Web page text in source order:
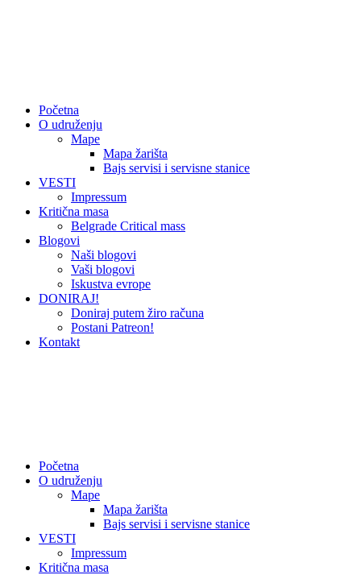
Početna
O udruženju
Mape
Mapa žarišta
Bajs servisi i servisne stanice
VESTI
Impressum
Kritična masa
Belgrade Critical mass
Blogovi
Naši blogovi
Vaši blogovi
Iskustva evrope
DONIRAJ!
Doniraj putem žiro računa
Postani Patreon!
Kontakt
Početna
O udruženju
Mape
Mapa žarišta
Bajs servisi i servisne stanice
VESTI
Impressum
Kritična masa